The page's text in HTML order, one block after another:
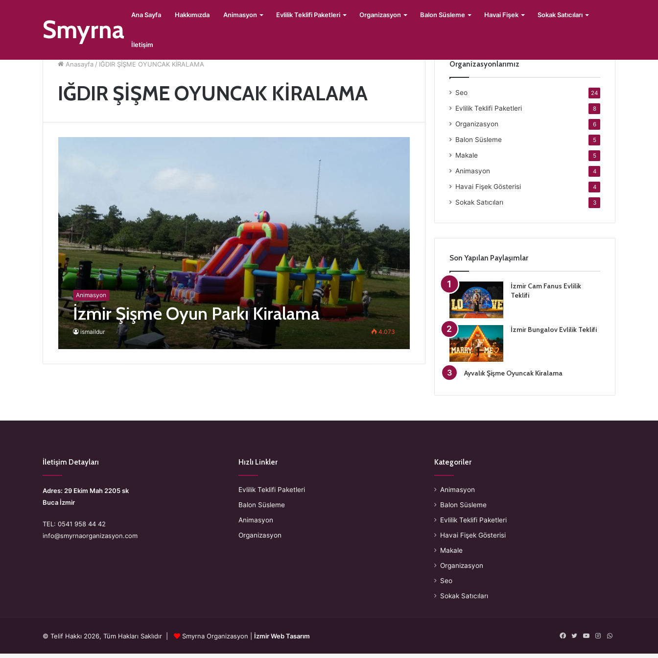
Smyrna Ana Sayfa Hakkımızda Animasyon Evlilik Teklifi Paketleri Organizasyon Balon Süsleme Havai Fişek Sokak Satıcıları
İletişim
Anasayfa / IĞDIR ŞİŞME OYUNCAK KİRALAMA
IĞDIR ŞİŞME OYUNCAK KİRALAMA
Animasyon
İzmir Şişme Oyun Parkı Kiralama
ismaildur 4.073
Organizasyonlarımız
Seo 24
Evlilik Teklifi Paketleri 8
Organizasyon 6
Balon Süsleme 5
Makale 5
Animasyon 4
Havai Fişek Gösterisi 4
Sokak Satıcıları 3
Son Yapılan Paylaşımlar
İzmir Cam Fanus Evlilik
Teklifi
İzmir Bungalov Evlilik Teklifi
Ayvalık Şişme Oyuncak Kiralama
İletişim Detayları
Adres: 29 Ekim Mah 2205 sk
Buca İzmir
TEL: 0541 958 44 42
info@smyrnaorganizasyon.com
Hızlı Linkler
Evlilik Teklifi Paketleri
Balon Süsleme
Animasyon
Organizasyon
Kategoriler
Animasyon
Balon Süsleme
Evlilik Teklifi Paketleri
Havai Fişek Gösterisi
Makale
Organizasyon
Seo
Sokak Satıcıları
© Telif Hakkı 2026, Tüm Hakları Saklıdır | Smyrna Organizasyon İzmir Web Tasarım Facebook
TwitterYouTubeInstagram
WhatsApp